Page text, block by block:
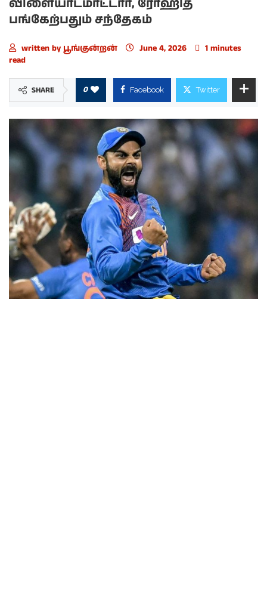
விளையாடமாட்டார், ரோஹித்
பங்கேற்பதும் சந்தேகம்
written by பூங்குன்றன் June 4, 2026
1 minutes
read
SHARE 0 Facebook Twitter